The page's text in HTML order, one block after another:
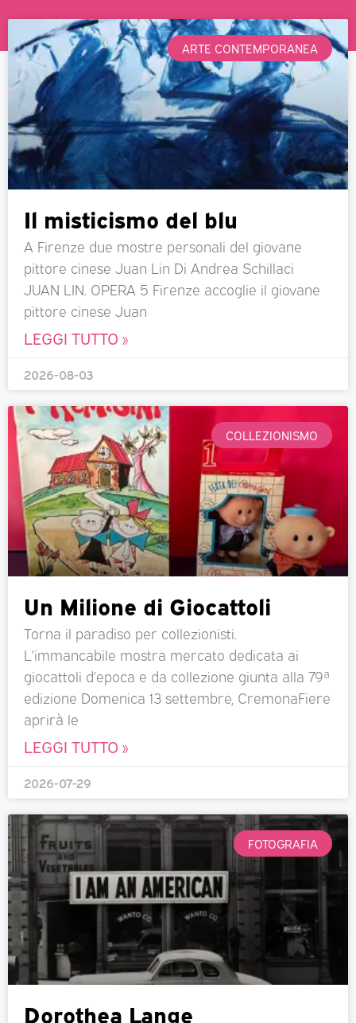
ARTE CONTEMPORANEA
Il misticismo del blu
A Firenze due mostre personali del giovane
pittore cinese Juan Lin Di Andrea Schillaci
JUAN LIN. OPERA 5 Firenze accoglie il giovane
pittore cinese Juan
LEGGI TUTTO »
2026-08-03
COLLEZIONISMO
Un Milione di Giocattoli
Torna il paradiso per collezionisti.
L’immancabile mostra mercato dedicata ai
giocattoli d’epoca e da collezione giunta alla 79ª
edizione Domenica 13 settembre, CremonaFiere
aprirà le
LEGGI TUTTO »
2026-07-29
FOTOGRAFIA
Dorothea Lange